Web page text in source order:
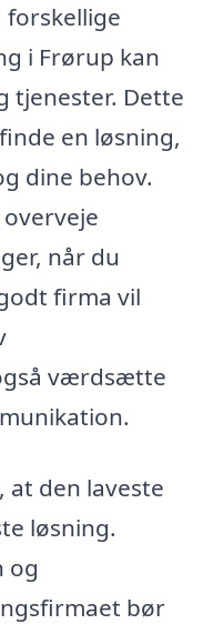
i Frørup kan
tjenester. Dette
en løsning,
dine behov.
når du
firma vil
værdsætte
at den laveste
løsning.
og
bør